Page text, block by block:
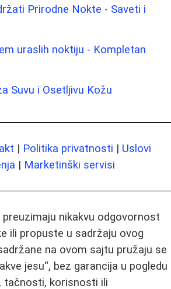
Prirodne Nokte - Saveti i
uraslih noktiju - Kompletan
Suvu i Osetljivu Kožu
| Politika privatnosti | Uslovi
| Marketinški servisi
nikakvu odgovornost
ili propuste u sadržaju ovog
na ovom sajtu pružaju se
jesu“, bez garancija u pogledu
tačnosti, korisnosti ili